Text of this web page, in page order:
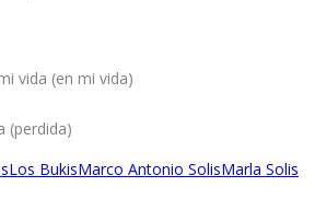
vida (en mi vida)
(perdida)
Los BukisMarco Antonio SolisMarla Solis